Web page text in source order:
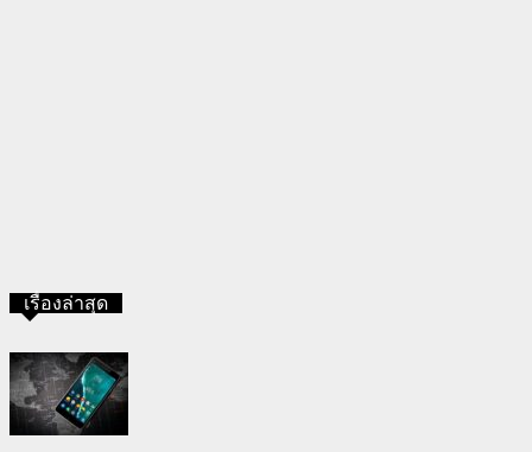
เรื่องล่าสุด